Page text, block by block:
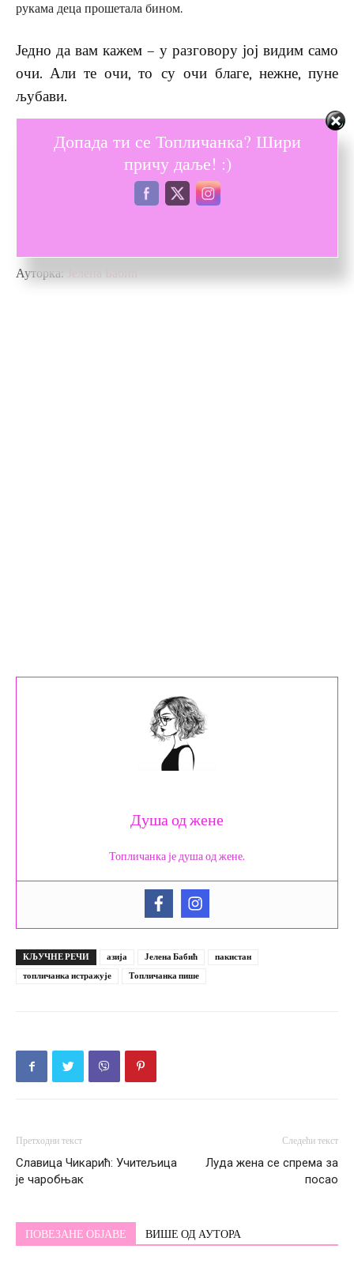
рукама деца прошетала бином.
Једно да вам кажем – у разговору јој видим само
очи. Али те очи, то су очи благе, нежне, пуне
љубави.
Својим поступком ме је одушевила и надам се да ћемо још
дуго остати у контакту.
И никад се не зна. Као што једном рекох: „Небо није
Ауторка:
Душа од жене
Топличанка је душа од жене.
КЉУЧНЕ РЕЧИ азија Јелена Бабић
пакистан
топличанка истражује
Топличанка пише
Претходни текст
Славица Чикарић: Учитељица
је чаробњак
Следећи текст
Луда жена се спрема за
посао
ПОВЕЗАНЕ ОБЈАВЕ ВИШЕ ОД АУТОРА
Допада ти се Топличанка? Шири
причу даље! :)